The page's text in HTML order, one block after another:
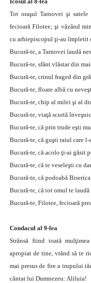
Tot oraşul Tarnovei şi
fecioară Filotee; şi văzând
cu arhiepiscopul ţi-au împletit
Bucură-te, a Tarnovei laudă
Bucură-te, sfânt vlăstar din
Bucură-te, crinul fraged din
Bucură-te, floare albă cu
Bucură-te, chip al milei şi al
Bucură-te, viaţă scurtă
Bucură-te, că prin trude eşti
Bucură-te, că guşti raiul care
Bucură-te, că acolo ţi-ai găsit
Bucură-te, că te veseleşti cu
Bucură-te, că podoabă
Bucură-te, că tot omul te
Bucură-te, Filotee, fecioară
Condacul al 9-lea
Strânsă fiind toată
apropiat de tine, vrând să te
mai presus de fire a trupului
cântat lui Dumnezeu: Aliluia!